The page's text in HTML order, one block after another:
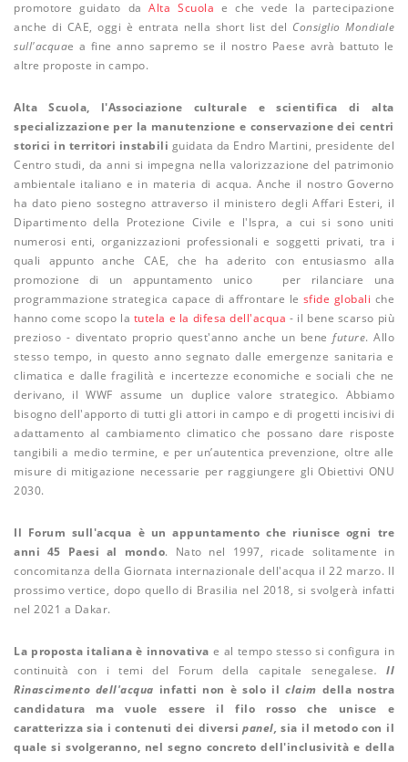
promotore guidato daAlta Scuola e che vede la partecipazione
anche di CAE, oggi è entrata nella short list del Consiglio Mondiale
sull'acquae a fine anno sapremo se il nostro Paese avrà battuto le
altre proposte in campo.
Alta Scuola, l'Associazione culturale e scientifica di alta
specializzazione per la manutenzione e conservazione dei centri
storici in territori instabili guidata da Endro Martini, presidente del
Centro studi, da anni si impegna nella valorizzazione del patrimonio
ambientale italiano e in materia di acqua. Anche il nostro Governo
ha dato pieno sostegno attraverso il ministero degli Affari Esteri, il
Dipartimento della Protezione Civile e l'Ispra, a cui si sono uniti
numerosi enti, organizzazioni professionali e soggetti privati, tra i
quali appunto anche CAE, che ha aderito con entusiasmo alla
promozione di un appuntamento unico per rilanciare una
programmazione strategica capace di affrontare le sfide globali che
hanno come scopo la tutela e la difesa dell'acqua - il bene scarso più
prezioso - diventato proprio quest'anno anche un bene future. Allo
stesso tempo, in questo anno segnato dalle emergenze sanitaria e
climatica e dalle fragilità e incertezze economiche e sociali che ne
derivano, il WWF assume un duplice valore strategico. Abbiamo
bisogno dell'apporto di tutti gli attori in campo e di progetti incisivi di
adattamento al cambiamento climatico che possano dare risposte
tangibili a medio termine, e per un’autentica prevenzione, oltre alle
misure di mitigazione necessarie per raggiungere gli Obiettivi ONU
2030.
Il Forum sull'acqua è un appuntamento che riunisce ogni tre
anni 45 Paesi al mondo. Nato nel 1997, ricade solitamente in
concomitanza della Giornata internazionale dell'acqua il 22 marzo. Il
prossimo vertice, dopo quello di Brasilia nel 2018, si svolgerà infatti
nel 2021 a Dakar.
La proposta italiana è innovativa e al tempo stesso si configura in
continuità con i temi del Forum della capitale senegalese. Il
Rinascimento dell'acqua infatti non è solo ilclaim della nostra
candidatura ma vuole essere il filo rosso che unisce e
caratterizza sia i contenuti dei diversipanel, sia il metodo con il
quale si svolgeranno, nel segno concreto dell'inclusività e della